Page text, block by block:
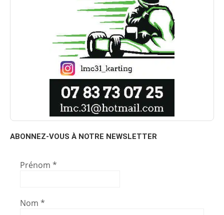
ABONNEZ-VOUS À NOTRE NEWSLETTER
Prénom *
Nom *